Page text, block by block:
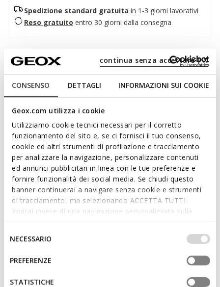
CONSENSO DETTAGLI INFORMAZIONI SUI COOKIE
Geox.com utilizza i cookie
Utilizziamo cookie tecnici necessari per il corretto
funzionamento del sito e, se ci fornisci il tuo consenso,
cookie ed altri strumenti di profilazione e tracciamento
per analizzare la navigazione, personalizzare contenuti
ed annunci pubblicitari in linea con le tue preferenze e
fornire funzionalità dei social media. Se chiudi questo
banner continuerai a navigare senza cookie e strumenti
di tracciamento, ma selezionando ACCETTA TUTTI
godrai invece di una navigazione personalizzata sulla
base dei tuoi gusti ed interessi. Selezionando
IMPOSTAZIONI potrai anche scegliere quali cookies ed
altri strumenti di tracciamento autorizzare. Per maggiori
informazioni o per modificare in qualsiasi momento le
tue impostazioni, visita la nostra
del
consenso
NECESSARIO
PREFERENZE
STATISTICHE
continua senza accettare | X
Spedizione standard gratuita in 1-3 giorni lavorativi
Reso gratuito entro 30 giorni dalla consegna
espadrillas, che offre comfort e traspirabilità. Realizzato in
versatile. Pensato per valorizzare gli outfit cittadini dell'estate
con un tocco speciale, Ischia Corda è un vero must-have del
guardaroba casual-chic.
CODICE PRODOTTO:D02HHC000CFC2012
Leggi di più
Caratteristiche
Ammortizzazione ottimale che offre protezione e
assorbimento di impatti e sollecitazioni
Altezza suola: 5,5 cm / 2,2"